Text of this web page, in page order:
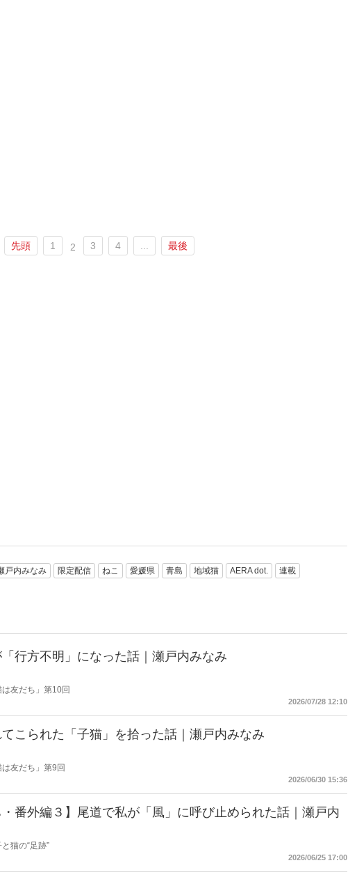
先頭 1 2 3 4 最後
戸内みなみ 限定配信 ねこ 愛媛県 青島 地域猫 AERA dot. 連載
行方不明」になった話｜瀬戸内みなみ
友だち」第10回
2026/07/28 12:10
こられた「子猫」を拾った話｜瀬戸内みなみ
友だち」第9回
2026/06/30 15:36
・番外編３】尾道で私が「風」に呼び止められた話｜瀬戸内
猫の“足跡”
2026/06/25 17:00